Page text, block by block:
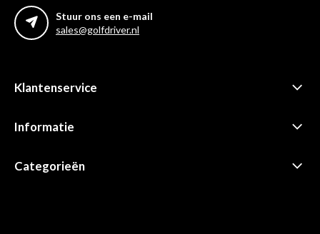
Stuur ons een e-mail
sales@golfdriver.nl
Klantenservice
Informatie
Categorieën